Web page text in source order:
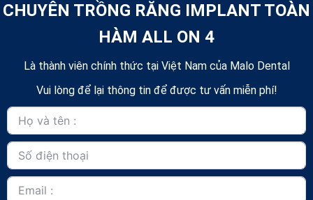
CHUYÊN TRỒNG RĂNG IMPLANT TOÀN
HÀM ALL ON 4
Là thành viên chính thức tại Việt Nam của Malo Dental
Vui lòng để lại thông tin để được tư vấn miễn phí!